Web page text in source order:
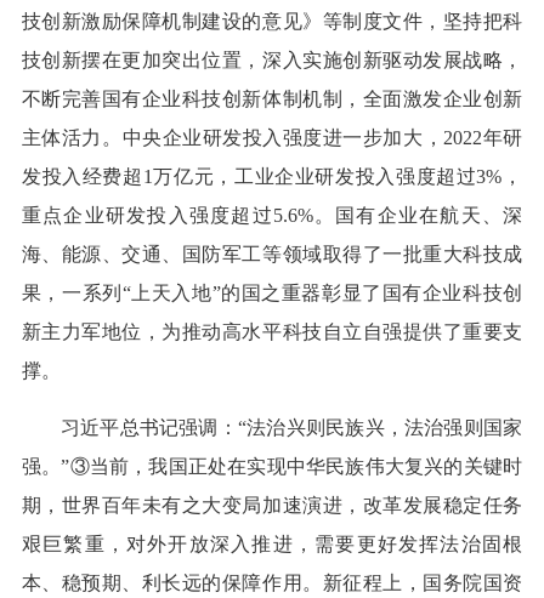
技创新激励保障机制建设的意见》等制度文件，坚持把科
技创新摆在更加突出位置，深入实施创新驱动发展战略，
不断完善国有企业科技创新体制机制，全面激发企业创新
主体活力。中央企业研发投入强度进一步加大，2022年研
发投入经费超1万亿元，工业企业研发投入强度超过3%，
重点企业研发投入强度超过5.6%。国有企业在航天、深
海、能源、交通、国防军工等领域取得了一批重大科技成
果，一系列“上天入地”的国之重器彰显了国有企业科技创
新主力军地位，为推动高水平科技自立自强提供了重要支
撑。
习近平总书记强调：“法治兴则民族兴，法治强则国家
强。”③当前，我国正处在实现中华民族伟大复兴的关键时
期，世界百年未有之大变局加速演进，改革发展稳定任务
艰巨繁重，对外开放深入推进，需要更好发挥法治固根
本、稳预期、利长远的保障作用。新征程上，国务院国资